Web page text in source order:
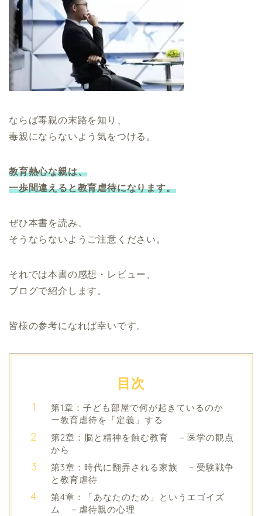
ならば毒親の末路を知り、
毒親にならないよう気をつける。
教育熱心な親は、
一歩間違えると教育虐待になります。
ぜひ本書を読み、
そうならないようご注意ください。
それでは本書の感想・レビュー、
ブログで紹介します。
皆様の参考になれば幸いです。
目次
第1章：子ども部屋で何が起きているのか
ー教育虐待を「定義」する
第2章：脳と精神を蝕む教育 －医学の観点
から
第3章：時代に翻弄される家族 －受験戦争
と教育虐待
第4章：「あなたのため」というエゴイズ
ム －虐待親の心理